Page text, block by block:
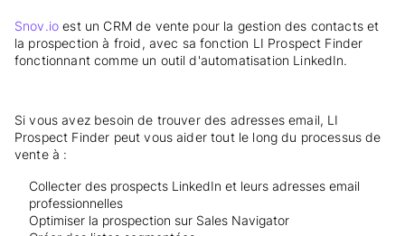
Snov.io est un CRM de vente pour la gestion des contacts et
la prospection à froid, avec sa fonction LI Prospect Finder
fonctionnant comme un outil d'automatisation LinkedIn.
Si vous avez besoin de trouver des adresses email, LI
Prospect Finder peut vous aider tout le long du processus de
vente à :
Collecter des prospects LinkedIn et leurs adresses email
professionnelles
Optimiser la prospection sur Sales Navigator